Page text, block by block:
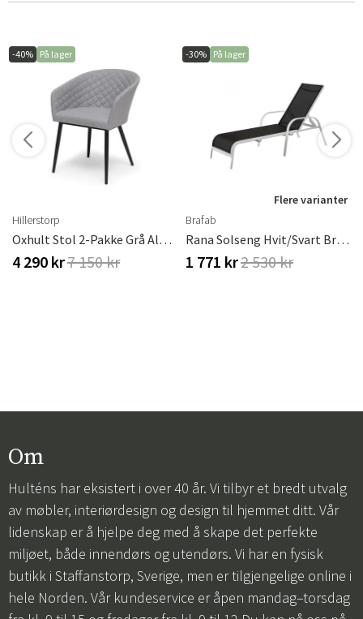
-40% På lager
Hillerstorp
Oxhult Stol 2-Pakke Grå Aluminium
4 290 kr7 150 kr
-30% På lager
Flere varianter
Brafab
Rana Solseng Hvit/svart Brafab
1 771 kr2 530 kr
Om
Hulténs har eksistert i over 40 år. Vi tilbyr et bredt utvalg
av møbler, interiørdesign og design til hjemmet ditt. Vår
lidenskap er å hjelpe deg med å skape det perfekte
miljøet, både innendørs og utendørs. Vi har en fysisk
butikk i Staffanstorp, Sverige, men er tilgjengelige online i
hele Norden. Vår kundeservice er åpen mandag–torsdag